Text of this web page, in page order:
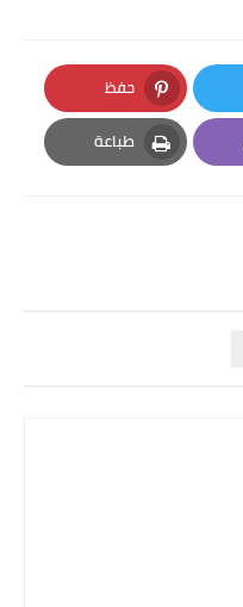
حفظ
Pinterest
طباعة
Print